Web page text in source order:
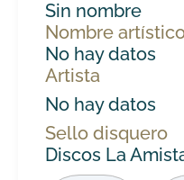
Sin nombre
Nombre
No hay datos
Artista
No hay datos
Sello disquero
Discos La